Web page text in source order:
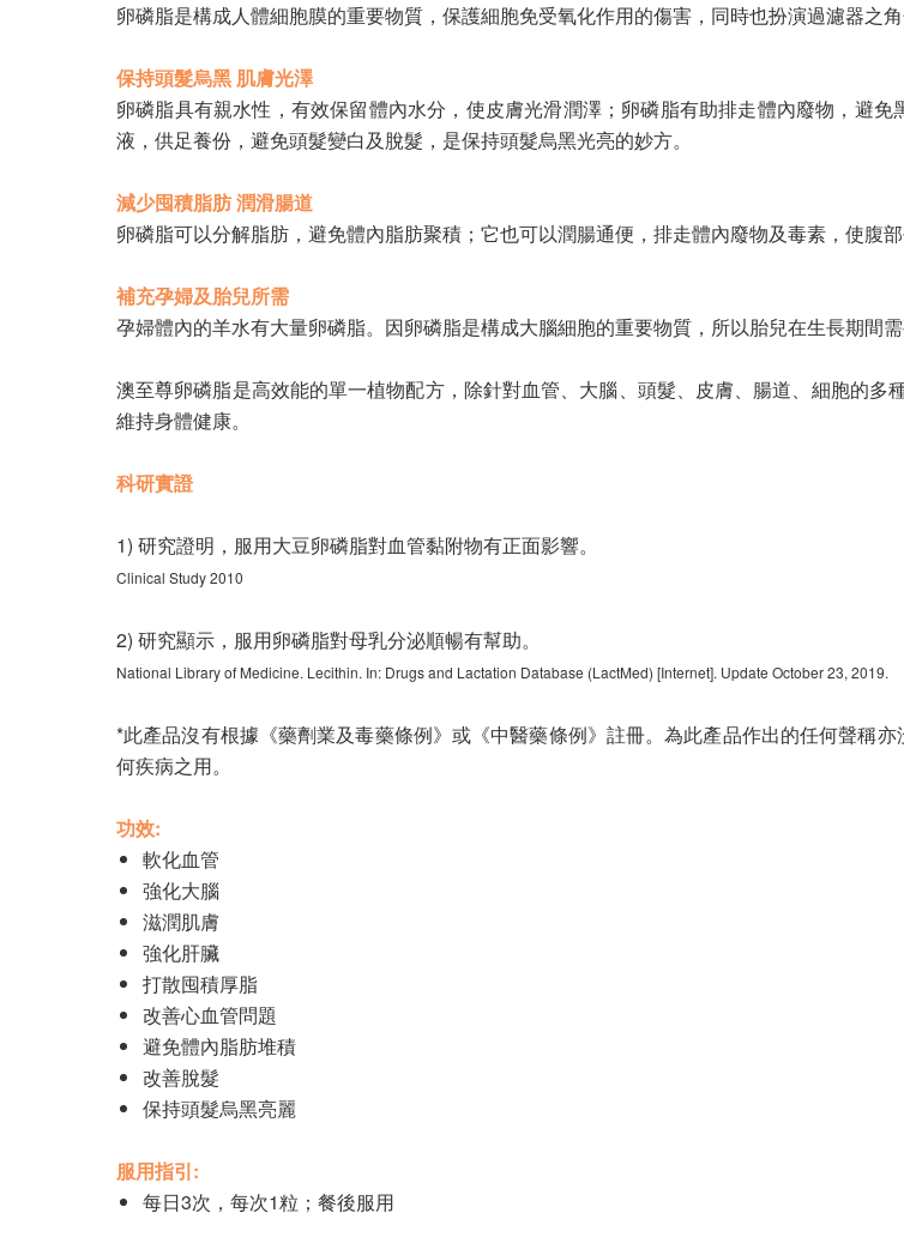
卵磷脂是構成人體細胞膜的重要物質，保護細胞免受氧化作用的傷害，同時也扮演過濾器之
保持頭髮烏黑 肌膚光澤
卵磷脂具有親水性，有效保留體內水分，使皮膚光滑潤澤；卵磷脂有助排走體內廢物，避
液，供足養份，避免頭髮變白及脫髮，是保持頭髮烏黑光亮的妙方。
減少囤積脂肪 潤滑腸道
卵磷脂可以分解脂肪，避免體內脂肪聚積；它也可以潤腸通便，排走體內廢物及毒素，使腹
補充孕婦及胎兒所需
孕婦體內的羊水有大量卵磷脂。因卵磷脂是構成大腦細胞的重要物質，所以胎兒在生長期間
澳至尊卵磷脂是高效能的單一植物配方，除針對血管、大腦、頭髮、皮膚、腸道、細胞的
維持身體健康。
科研實證
1) 研究證明，服用大豆卵磷脂對血管黏附物有正面影響。
Clinical Study 2010
2) 研究顯示，服用卵磷脂對母乳分泌順暢有幫助。
National Library of Medicine. Lecithin. In: Drugs and Lactation Database (LactMed) [Internet]. Update October 23, 2019.
*此產品沒有根據《藥劑業及毒藥條例》或《中醫藥條例》註冊。為此產品作出的任何聲稱
何疾病之用。
功效:
軟化血管
強化大腦
滋潤肌膚
強化肝臟
打散囤積厚脂
改善心血管問題
避免體內脂肪堆積
改善脫髮
保持頭髮烏黑亮麗
服用指引:
每日3次，每次1粒；餐後服用